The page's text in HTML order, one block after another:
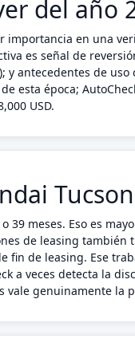
del año
importancia en una
es señal de
y antecedentes de
esta época;
USD.
39 meses. Eso es
de leasing también
fin de leasing. Ese
a veces detecta la
vale genuinamente la